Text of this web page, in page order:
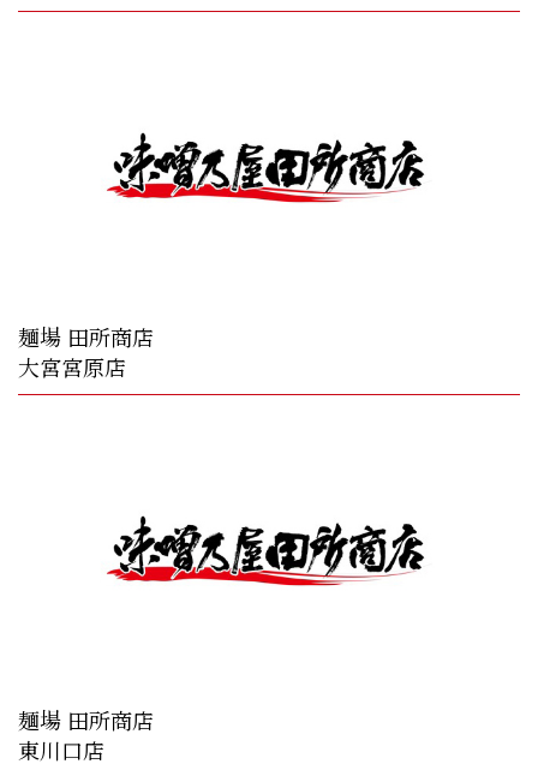
麺場 田所商店
大宮宮原店
麺場 田所商店
東川口店